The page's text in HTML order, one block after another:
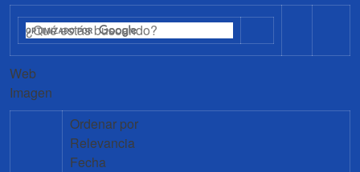
Web
Imagen
Ordenar por
Relevancia
Fecha